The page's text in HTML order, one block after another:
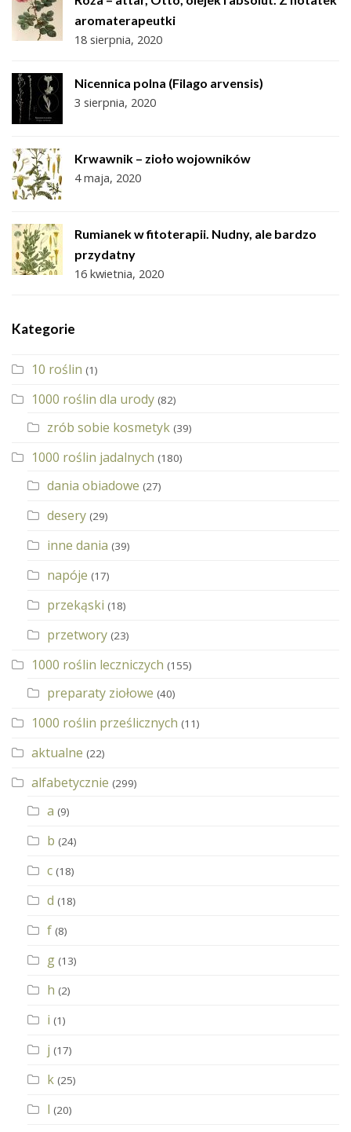
aromaterapeutki
18 sierpnia, 2020
Nicennica polna (Filago arvensis)
3 sierpnia, 2020
Krwawnik – zioło wojowników
4 maja, 2020
Rumianek w fitoterapii. Nudny, ale bardzo
przydatny
16 kwietnia, 2020
Kategorie
10 roślin (1)
1000 roślin dla urody (82)
zrób sobie kosmetyk (39)
1000 roślin jadalnych (180)
dania obiadowe (27)
desery (29)
inne dania (39)
napóje (17)
przekąski (18)
przetwory (23)
1000 roślin leczniczych (155)
preparaty ziołowe (40)
1000 roślin prześlicznych (11)
aktualne (22)
alfabetycznie (299)
a (9)
b (24)
c (18)
d (18)
f (8)
g (13)
h (2)
i (1)
j (17)
k (25)
l (20)